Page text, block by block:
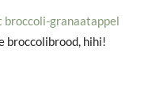
broccoli-granaatappel
broccolibrood, hihi!